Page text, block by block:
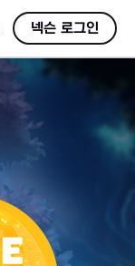
넥슨 로그인